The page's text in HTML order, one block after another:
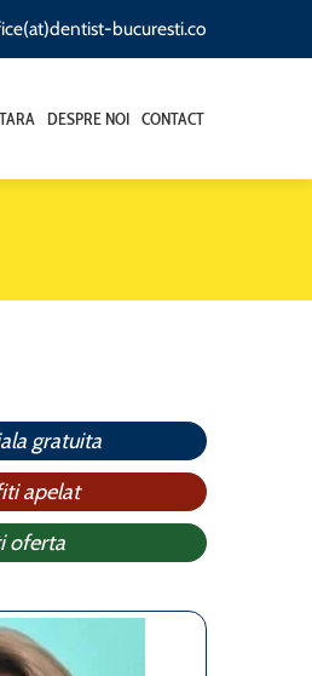
bucuresti.co
DESPRE NOI CONTACT
gratuita
apelat
oferta